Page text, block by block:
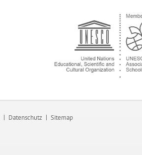
Datenschutz Sitemap